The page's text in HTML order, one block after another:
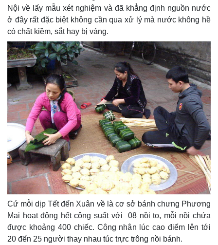
Nội về lấy mẫu xét nghiệm và đã khẳng định nguồn nước
ở đây rất đặc biệt không cần qua xử lý mà nước không hề
có chất kiềm, sắt hay bị váng.
Cứ mỗi dịp Tết đến Xuân về là cơ sở bánh chưng Phương
Mai hoạt động hết công suất với 08 nồi to, mỗi nồi chứa
được khoảng 400 chiếc. Công nhân lúc cao điểm lên tới
20 đến 25 người thay nhau túc trực trông nồi bánh.